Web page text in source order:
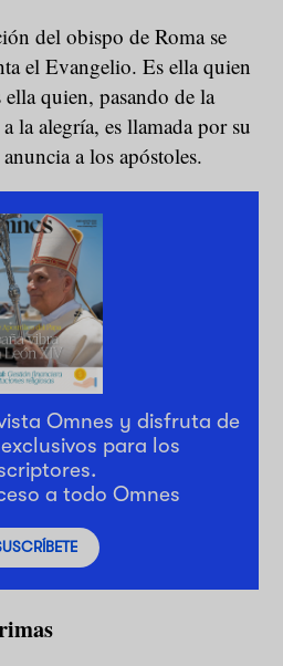
del obispo de Roma se
el Evangelio. Es ella quien
quien, pasando de la
la alegría, es llamada por su
a los apóstoles.
Omnes y disfruta de
para los
a todo Omnes